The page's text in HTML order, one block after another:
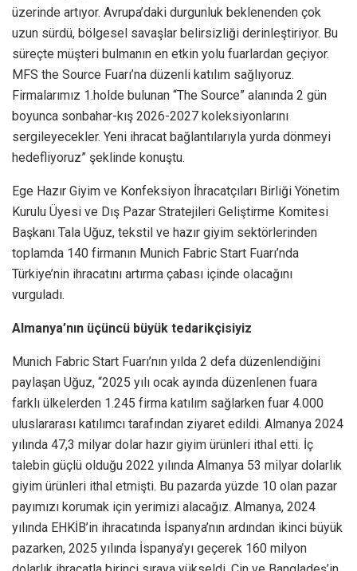
üzerinde artıyor. Avrupa’daki durgunluk beklenenden çok
uzun sürdü, bölgesel savaşlar belirsizliği derinleştiriyor. Bu
süreçte müşteri bulmanın en etkin yolu fuarlardan geçiyor.
MFS the Source Fuarı’na düzenli katılım sağlıyoruz.
Firmalarımız 1.holde bulunan “The Source” alanında 2 gün
boyunca sonbahar-kış 2026-2027 koleksiyonlarını
sergileyecekler. Yeni ihracat bağlantılarıyla yurda dönmeyi
hedefliyoruz” şeklinde konuştu.
Ege Hazır Giyim ve Konfeksiyon İhracatçıları Birliği Yönetim
Kurulu Üyesi ve Dış Pazar Stratejileri Geliştirme Komitesi
Başkanı Tala Uğuz, tekstil ve hazır giyim sektörlerinden
toplamda 140 firmanın Munich Fabric Start Fuarı’nda
Türkiye’nin ihracatını artırma çabası içinde olacağını
vurguladı.
Almanya’nın üçüncü büyük tedarikçisiyiz
Munich Fabric Start Fuarı’nın yılda 2 defa düzenlendiğini
paylaşan Uğuz, “2025 yılı ocak ayında düzenlenen fuara
farklı ülkelerden 1.245 firma katılım sağlarken fuar 4.000
uluslararası katılımcı tarafından ziyaret edildi. Almanya 2024
yılında 47,3 milyar dolar hazır giyim ürünleri ithal etti. İç
talebin güçlü olduğu 2022 yılında Almanya 53 milyar dolarlık
giyim ürünleri ithal etmişti. Bu pazarda yüzde 10 olan pazar
payımızı korumak için yerimizi alacağız. Almanya, 2024
yılında EHKİB’in ihracatında İspanya’nın ardından ikinci büyük
pazarken, 2025 yılında İspanya’yı geçerek 160 milyon